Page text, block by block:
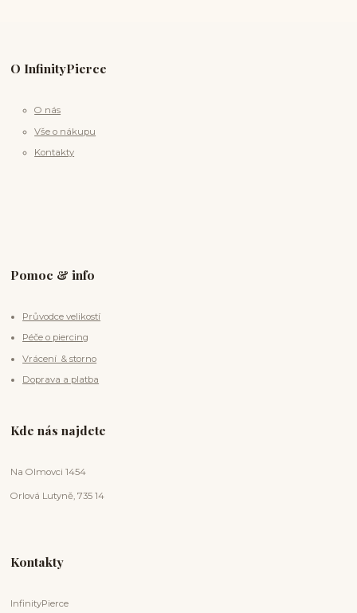
O InfinityPierce
O nás
Vše o nákupu
Kontakty
Pomoc & info
Průvodce velikostí
Péče o piercing
Vrácení & storno
Doprava a platba
Kde nás najdete
Na Olmovci 1454
Orlová Lutyně, 735 14
Kontakty
InfinityPierce